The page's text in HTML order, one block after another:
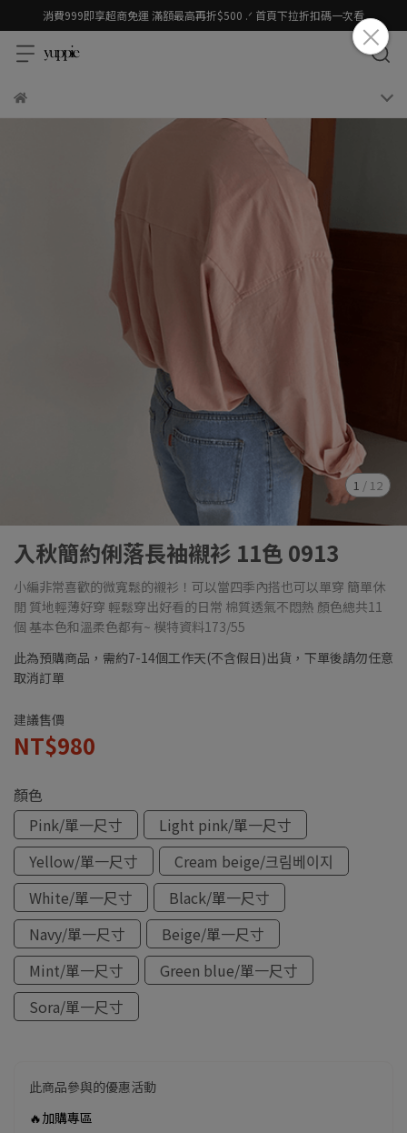
消費999即享超商免運 滿額最高再折$500 .ᐟ 首頁下拉折扣碼一次看
1 / 12
入秋簡約俐落長袖襯衫 11色 0913
小編非常喜歡的微寬鬆的襯衫！可以當四季內搭也可以單穿 簡單休
閒 質地輕薄好穿 輕鬆穿出好看的日常 棉質透氣不悶熱 顏色總共11
個 基本色和溫柔色都有~ 模特資料173/55
此為預購商品，需約7-14個工作天(不含假日)出貨，下單後請勿任意
取消訂單
建議售價
NT$980
顏色
Pink/單一尺寸
Light pink/單一尺寸
Yellow/單一尺寸
Cream beige/크림베이지
White/單一尺寸
Black/單一尺寸
Navy/單一尺寸
Beige/單一尺寸
Mint/單一尺寸
Green blue/單一尺寸
Sora/單一尺寸
此商品參與的優惠活動
🔥加購專區